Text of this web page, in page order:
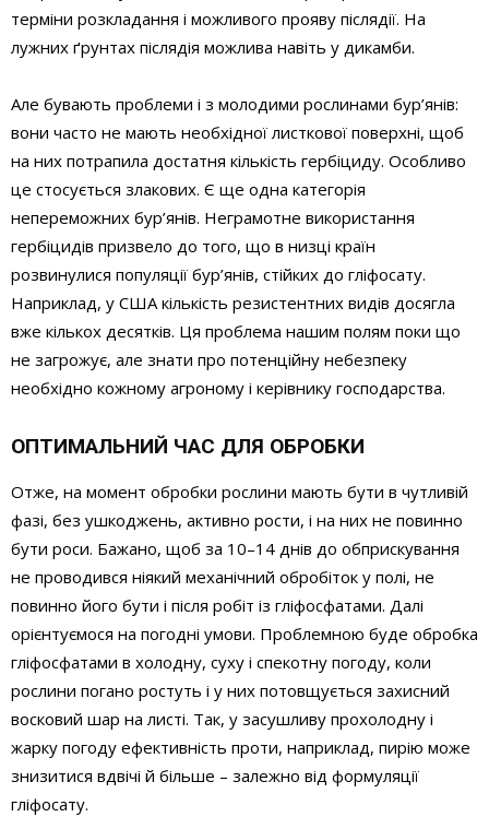
терміни розкладання і можливого прояву післядії. На
лужних ґрунтах післядія можлива навіть у дикамби.
Але бувають проблеми і з молодими рослинами бур’янів:
вони часто не мають необхідної листкової поверхні, щоб
на них потрапила достатня кількість гербіциду. Особливо
це стосується злакових. Є ще одна категорія
непереможних бур’янів. Неграмотне використання
гербіцидів призвело до того, що в низці країн
розвинулися популяції бур’янів, стійких до гліфосату.
Наприклад, у США кількість резистентних видів досягла
вже кількох десятків. Ця проблема нашим полям поки що
не загрожує, але знати про потенційну небезпеку
необхідно кожному агроному і керівнику господарства.
ОПТИМАЛЬНИЙ ЧАС ДЛЯ ОБРОБКИ
Отже, на момент обробки рослини мають бути в чутливій
фазі, без ушкоджень, активно рости, і на них не повинно
бути роси. Бажано, щоб за 10–14 днів до обприскування
не проводився ніякий механічний обробіток у полі, не
повинно його бути і після робіт із гліфосфатами. Далі
орієнтуємося на погодні умови. Проблемною буде обробка
гліфосфатами в холодну, суху і спекотну погоду, коли
рослини погано ростуть і у них потовщується захисний
восковий шар на листі. Так, у засушливу прохолодну і
жарку погоду ефективність проти, наприклад, пирію може
знизитися вдвічі й більше – залежно від формуляції
гліфосату.